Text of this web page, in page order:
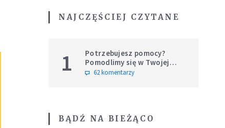
NAJCZĘŚCIEJ CZYTANE
1
Potrzebujesz pomocy?
Pomodlimy się w Twojej
intencji
62 komentarzy
BĄDŹ NA BIEŻĄCO